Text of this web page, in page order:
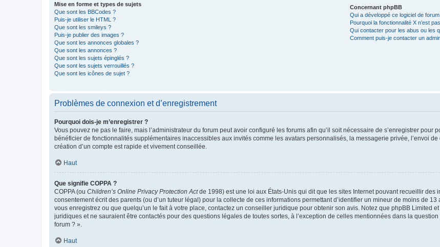
Mise en forme et types de sujets
Que sont les BBCodes ?
Puis-je utiliser le HTML ?
Que sont les smileys ?
Puis-je publier des images ?
Que sont les annonces globales ?
Que sont les annonces ?
Que sont les sujets épinglés ?
Que sont les sujets verrouillés ?
Que sont les icônes de sujet ?
Concernant phpBB
Qui a développé ce logiciel de
Pourquoi la fonctionnalité X n’est
Qui contacter pour les abus ou les
Comment puis-je contacter un
Problèmes de connexion et d’enregistrement
Pourquoi dois-je m’enregistrer ?
Vous pouvez ne pas le faire, mais l’administrateur du forum peut avoir configuré les forums afin qu’il soit nécessaire de s’enregistrer pour
bénéficier de fonctionnalités supplémentaires inaccessibles aux invités comme les avatars personnalisés, la messagerie privée, l’envoi
création d’un compte est rapide et vivement conseillée.
Haut
Que signifie COPPA ?
COPPA (ou Children’s Online Privacy Protection Actde 1998) est une loi aux États-Unis qui dit que les sites Internet pouvant recueillir des
consentement écrit des parents (ou d’un tuteur légal) pour la collecte de ces informations permettant d’identifier un mineur de moins de
vous enregistrez ou que quelqu’un le fait à votre place, contactez un conseiller juridique pour obtenir son avis. Notez que phpBB Limited
juridiques et ne sauraient être contactés pour des questions légales de toutes sortes, à l’exception de celles mentionnées dans la
forum ? ».
Haut